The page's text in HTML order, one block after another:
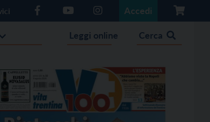
Accedi
Leggi online Cerca